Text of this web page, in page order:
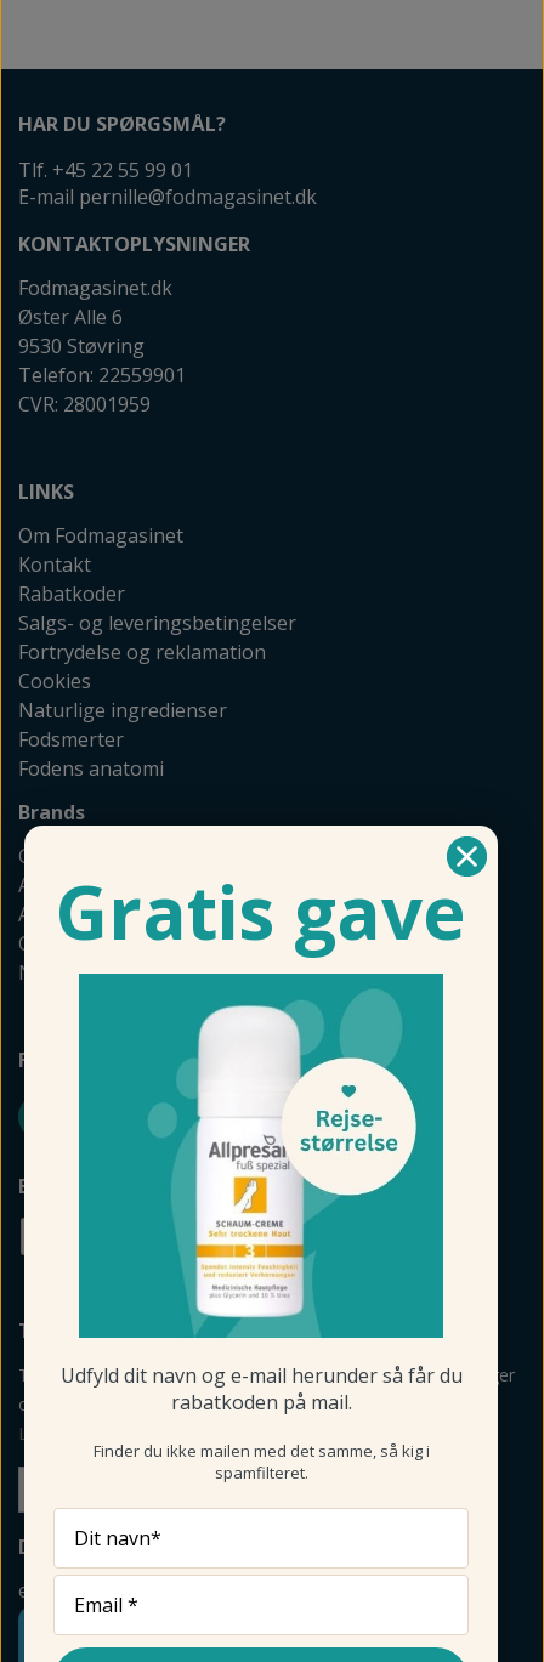
HAR DU SPØRGSMÅL?
Tlf. +45 22 55 99 01
E-mail pernille@fodmagasinet.dk
KONTAKTOPLYSNINGER
Fodmagasinet.dk
Øster Alle 6
9530 Støvring
Telefon: 22559901
CVR: 28001959
LINKS
Om Fodmagasinet
Kontakt
Rabatkoder
Salgs- og leveringsbetingelser
Fortrydelse og reklamation
Cookies
Naturlige ingredienser
Fodsmerter
Fodens anatomi
Brands
GEHWOL
Allpresan
Akileine
Camillen
Naturkosmetik
FØLG FODMAGASINET
BETALINGSMULIGHEDER
TILMELD NYHEDSBREV
Tilmeld mig nyheder, vejledning, personlige råd og anbefalinger
om produkter via mail og sms fra Fodmagsinet.dk.
Læs betingelser her
DIN SIKKERHED
e-mærket
Gratis gave
Udfyld dit navn og e-mail herunder så får du
rabatkoden på mail.
Finder du ikke mailen med det samme, så kig i
spamfilteret.
Dit navn*